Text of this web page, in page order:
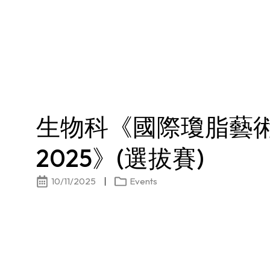
生物科《國際瓊脂藝
2025》(選拔賽)
10/11/2025 Events